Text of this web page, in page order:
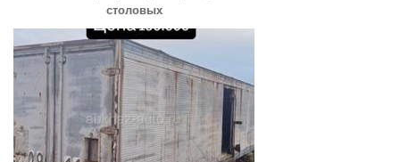
столовых